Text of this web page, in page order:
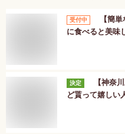
受付中
【簡
に食べると美味
決定
【神奈
ど貰って嬉しい